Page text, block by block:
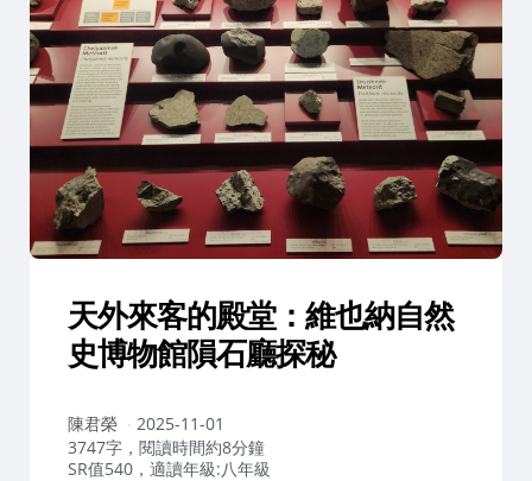
天外來客的殿堂：維也納自然
史博物館隕石廳探秘
作
者：
陳君榮
2025-11-01
3747字，閱讀時間約8分鐘
SR值540，適讀年級:八年級